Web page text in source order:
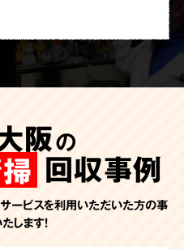
阪の
回収事例
ービスを利用いただいた方の事
します！